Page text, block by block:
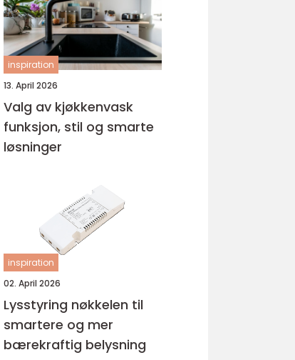
inspiration
13. April 2026
Valg av kjøkkenvask
funksjon, stil og smarte
løsninger
inspiration
02. April 2026
Lysstyring nøkkelen til
smartere og mer
bærekraftig belysning